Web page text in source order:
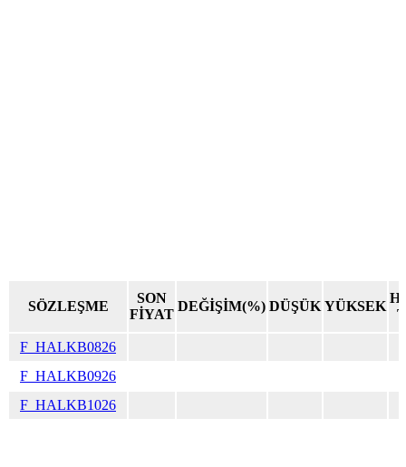
SÖZLEŞME
SON
FİYAT
DEĞİŞİM(%) DÜŞÜK YÜKSEK
F_HALKB0826
F_HALKB0926
F_HALKB1026